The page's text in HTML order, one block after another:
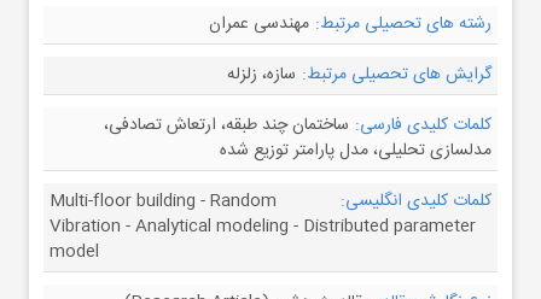
رشته های تحصیلی مرتبط: مهندسی عمران
گرایش های تحصیلی مرتبط: سازه، زلزله
کلمات کلیدی فارسی: ساختمان چند طبقه، ارتعاش تصادفی،
مدلسازی تحلیلی، مدل پارامتر توزیع شده
کلمات کلیدی انگلیسی:
Multi-floor building - Random
Vibration - Analytical modeling - Distributed parameter
model